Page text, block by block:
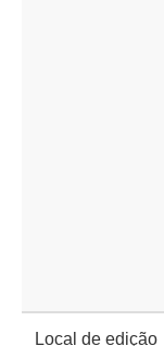
Local de edição